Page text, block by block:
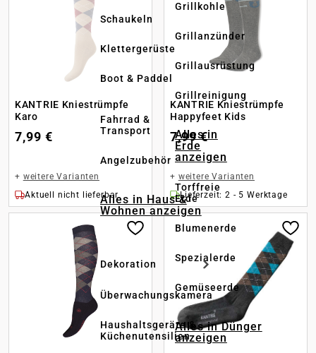
Schaukeln
Klettergerüste
Boot & Paddel
Fahrrad &
Transport
Angelzubehör
Alles in Haus &
Wohnen anzeigen
Dekoration
Überwachungskamera
Haushaltsgeräte &
Küchenutensilien
Grillkohle
Grillanzünder
Grillausrüstung
Grillreinigung
Alles in
Erde
anzeigen
Torffreie
Erde
Blumenerde
Spezialerde
Gemüseerde
Alles in Dünger
anzeigen
KANTRIE Kniestrümpfe
Karo
7,99 €
+ weitere Varianten
Aktuell nicht lieferbar
KANTRIE Kniestrümpfe
Happyfeet Kids
7,99 €
+ weitere Varianten
Lieferzeit: 2 - 5 Werktage